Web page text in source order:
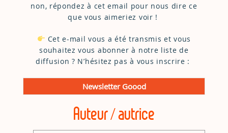
non, répondez à cet email pour nous dire ce
que vous aimeriez voir !
Cet e-mail vous a été transmis et vous
souhaitez vous abonner à notre liste de
diffusion ? N’hésitez pas à vous inscrire :
Newsletter Goood
Auteur / autrice